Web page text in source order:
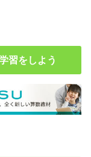
習をしよう